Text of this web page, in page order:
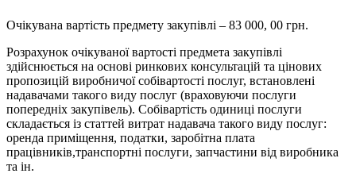
Очікувана вартість предмету закупівлі – 83 000, 00 грн.
Розрахунок очікуваної вартості предмета закупівлі
здійснюється на основі ринкових консультацій та цінових
пропозицій виробничої собівартості послуг, встановлені
надавачами такого виду послуг (враховуючи послуги
попередніх закупівель). Собівартість одиниці послуги
складається із статтей витрат надавача такого виду послуг:
оренда приміщення, податки, заробітна плата
працівників,транспортні послуги, запчастини від виробника
та ін.